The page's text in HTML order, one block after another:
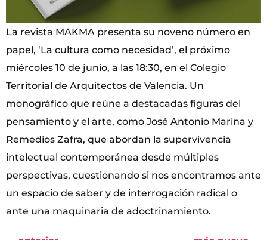
La revista MAKMA presenta su noveno número en
papel, ‘La cultura como necesidad’, el próximo
miércoles 10 de junio, a las 18:30, en el Colegio
Territorial de Arquitectos de Valencia. Un
monográfico que reúne a destacadas figuras del
pensamiento y el arte, como José Antonio Marina y
Remedios Zafra, que abordan la supervivencia
intelectual contemporánea desde múltiples
perspectivas, cuestionando si nos encontramos ante
un espacio de saber y de interrogación radical o
ante una maquinaria de adoctrinamiento.